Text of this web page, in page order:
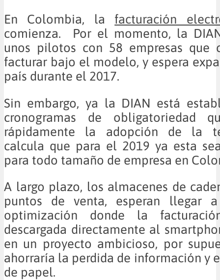
En Colombia, la facturación
comienza. Por el momento, la
unos pilotos con 58 empresas que
facturar bajo el modelo, y espera
país durante el 2017.
Sin embargo, ya la DIAN está
cronogramas de obligatoriedad
rápidamente la adopción de la
calcula que para el 2019 ya esta
para todo tamaño de empresa en
A largo plazo, los almacenes de
puntos de venta, esperan llegar
optimización donde la
descargada directamente al
en un proyecto ambicioso, por
ahorraría la perdida de información y
de papel.